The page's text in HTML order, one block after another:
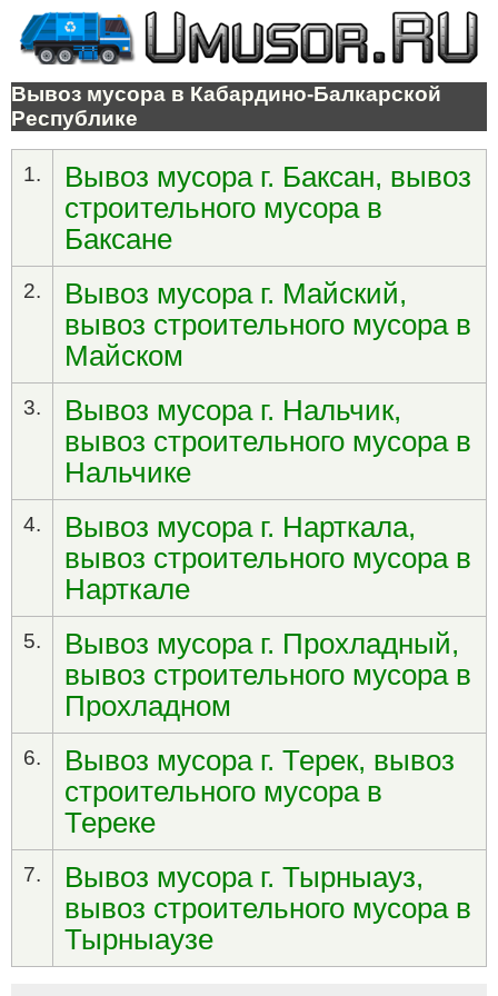
Вывоз мусора в Кабардино-Балкарской
Республике
1.
Вывоз мусора г. Баксан, вывоз
строительного мусора в
Баксане
2.
Вывоз мусора г. Майский,
вывоз строительного мусора в
Майском
3.
Вывоз мусора г. Нальчик,
вывоз строительного мусора в
Нальчике
4.
Вывоз мусора г. Нарткала,
вывоз строительного мусора в
Нарткале
5.
Вывоз мусора г. Прохладный,
вывоз строительного мусора в
Прохладном
6.
Вывоз мусора г. Терек, вывоз
строительного мусора в
Тереке
7.
Вывоз мусора г. Тырныауз,
вывоз строительного мусора в
Тырныаузе